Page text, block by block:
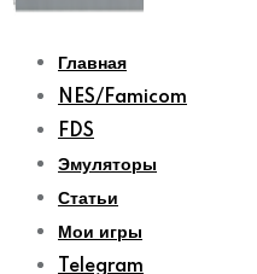
Главная
NES/Famicom
FDS
Эмуляторы
Статьи
Мои игры
Telegram